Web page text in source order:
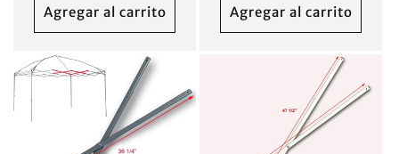
Agregar al carrito Agregar al carrito